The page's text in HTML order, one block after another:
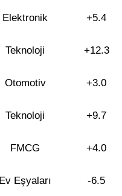
Elektronik +5.4
Teknoloji +12.3
Otomotiv +3.0
Teknoloji +9.7
FMCG +4.0
Ev Eşyaları -6.5